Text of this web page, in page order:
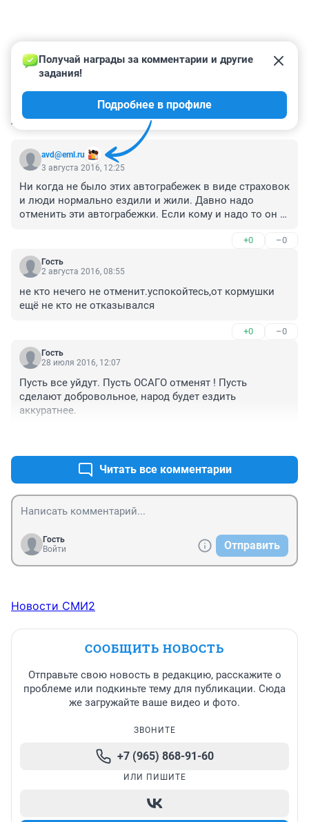
КОММЕНТАРИИ 279
avd@eml.ru
Получай награды за комментарии и другие
задания!
Подробнее в профиле
3 августа 2016, 12:25
Ни когда не было этих автограбежек в виде страховок
и люди нормально ездили и жили. Давно надо
отменить эти автограбежки. Если кому и надо то он и
+0 –0
Гость
2 августа 2016, 08:55
не кто нечего не отменит.успокойтесь,от кормушки
ещё не кто не отказывался
+0 –0
Гость
28 июля 2016, 12:07
Пусть все уйдут. Пусть ОСАГО отменят ! Пусть
сделают добровольное, народ будет ездить
аккуратнее.
Читать все комментарии
Гость
Войти
Отправить
Новости СМИ2
СООБЩИТЬ НОВОСТЬ
Отправьте свою новость в редакцию, расскажите о
проблеме или подкиньте тему для публикации. Сюда
же загружайте ваше видео и фото.
ЗВОНИТЕ
+7 (965) 868-91-60
ИЛИ ПИШИТЕ